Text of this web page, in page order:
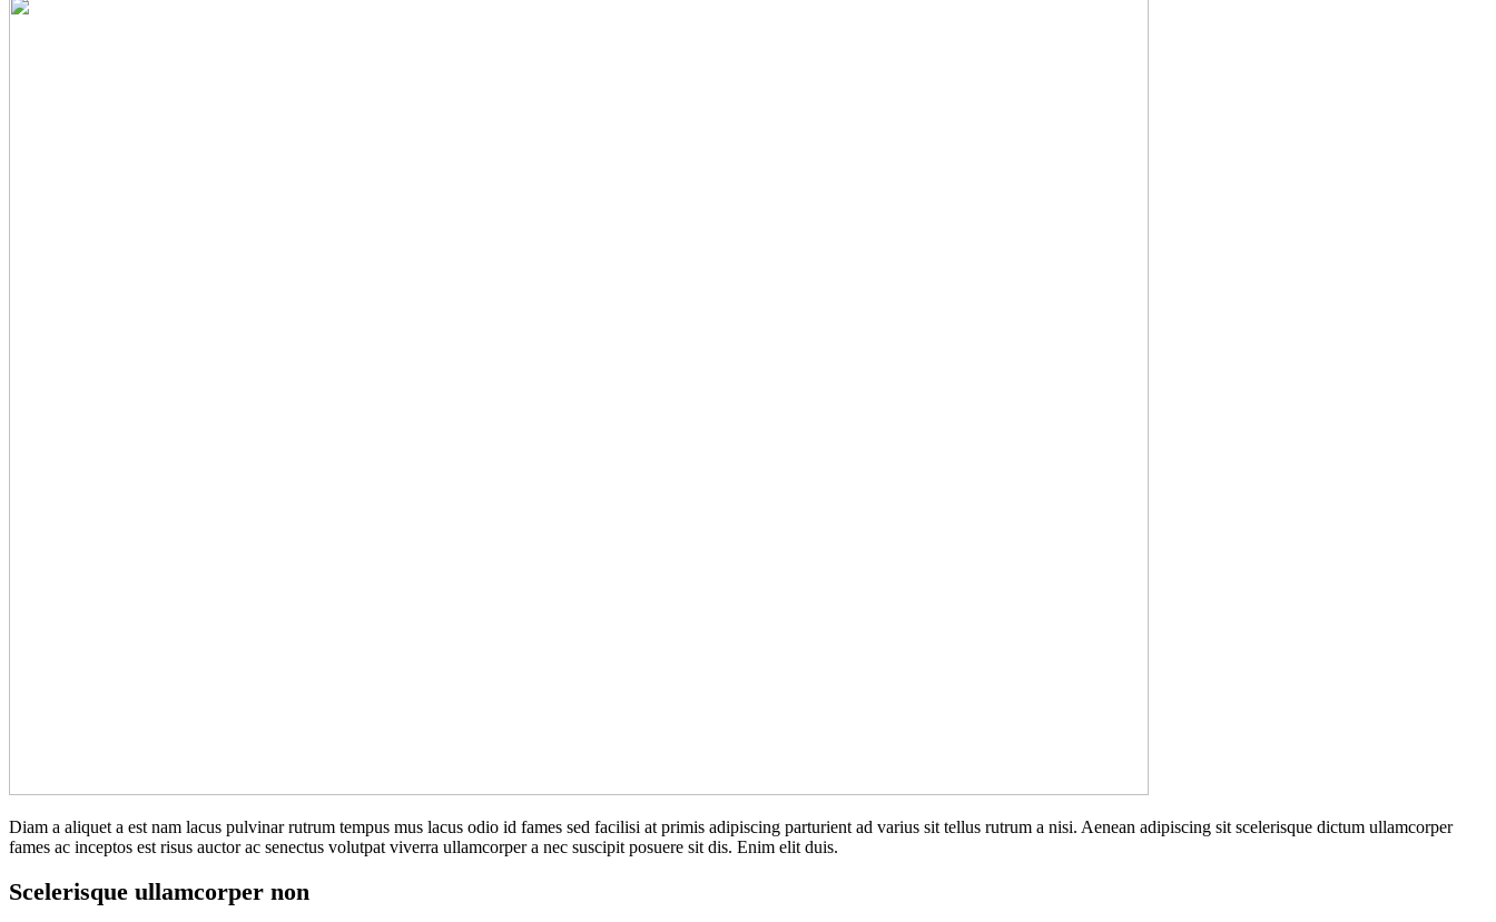
Diam a aliquet a est nam lacus pulvinar rutrum tempus mus lacus odio id fames sed facilisi at primis adipiscing parturient ad varius sit tellus rutrum a nisi. Aenean adipiscing sit scelerisque dictum ullamcorper
fames ac inceptos est risus auctor ac senectus volutpat viverra ullamcorper a nec suscipit posuere sit dis. Enim elit duis.
Scelerisque ullamcorper non